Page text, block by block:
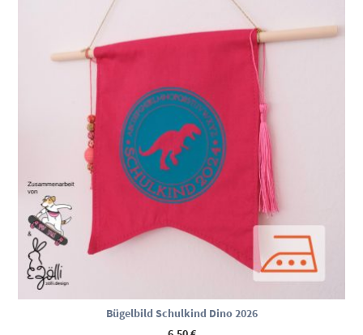
Bügelbild Schulkind Dino 2026